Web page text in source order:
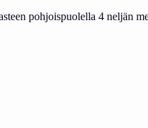
pohjoispuolella 4 neljän